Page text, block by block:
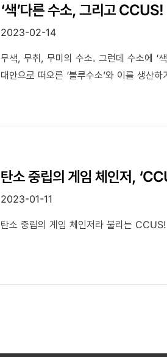
‘색’다른 수소, 그리고 CCUS!
2023-02-14
무색, 무취, 무미의 수소. 그런데 수소에 ‘
대안으로 떠오른 ‘블루수소’와 이를 생산
탄소 중립의 게임 체인저,
2023-01-11
탄소 중립의 게임 체인저라 불리는